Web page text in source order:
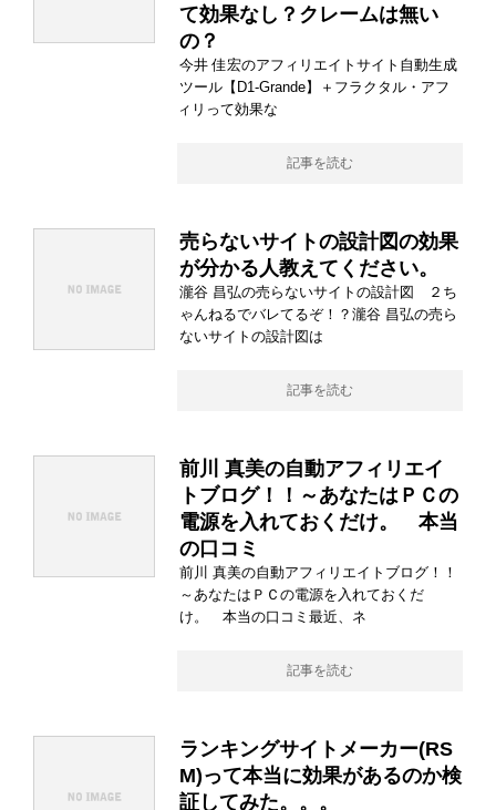
て効果なし？クレームは無い
の？
今井 佳宏のアフィリエイトサイト自動生成
ツール【D1-Grande】＋フラクタル・アフ
ィリって効果な
記事を読む
売らないサイトの設計図の効果
が分かる人教えてください。
瀧谷 昌弘の売らないサイトの設計図 ２ち
ゃんねるでバレてるぞ！？瀧谷 昌弘の売ら
ないサイトの設計図は
記事を読む
前川 真美の自動アフィリエイ
トブログ！！～あなたはＰＣの
電源を入れておくだけ。 本当
の口コミ
前川 真美の自動アフィリエイトブログ！！
～あなたはＰＣの電源を入れておくだ
け。 本当の口コミ最近、ネ
記事を読む
ランキングサイトメーカー(RS
M)って本当に効果があるのか検
証してみた。。。